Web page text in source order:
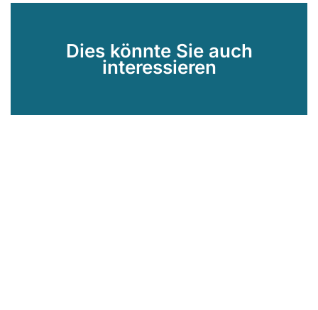
Dies könnte Sie auch
interessieren